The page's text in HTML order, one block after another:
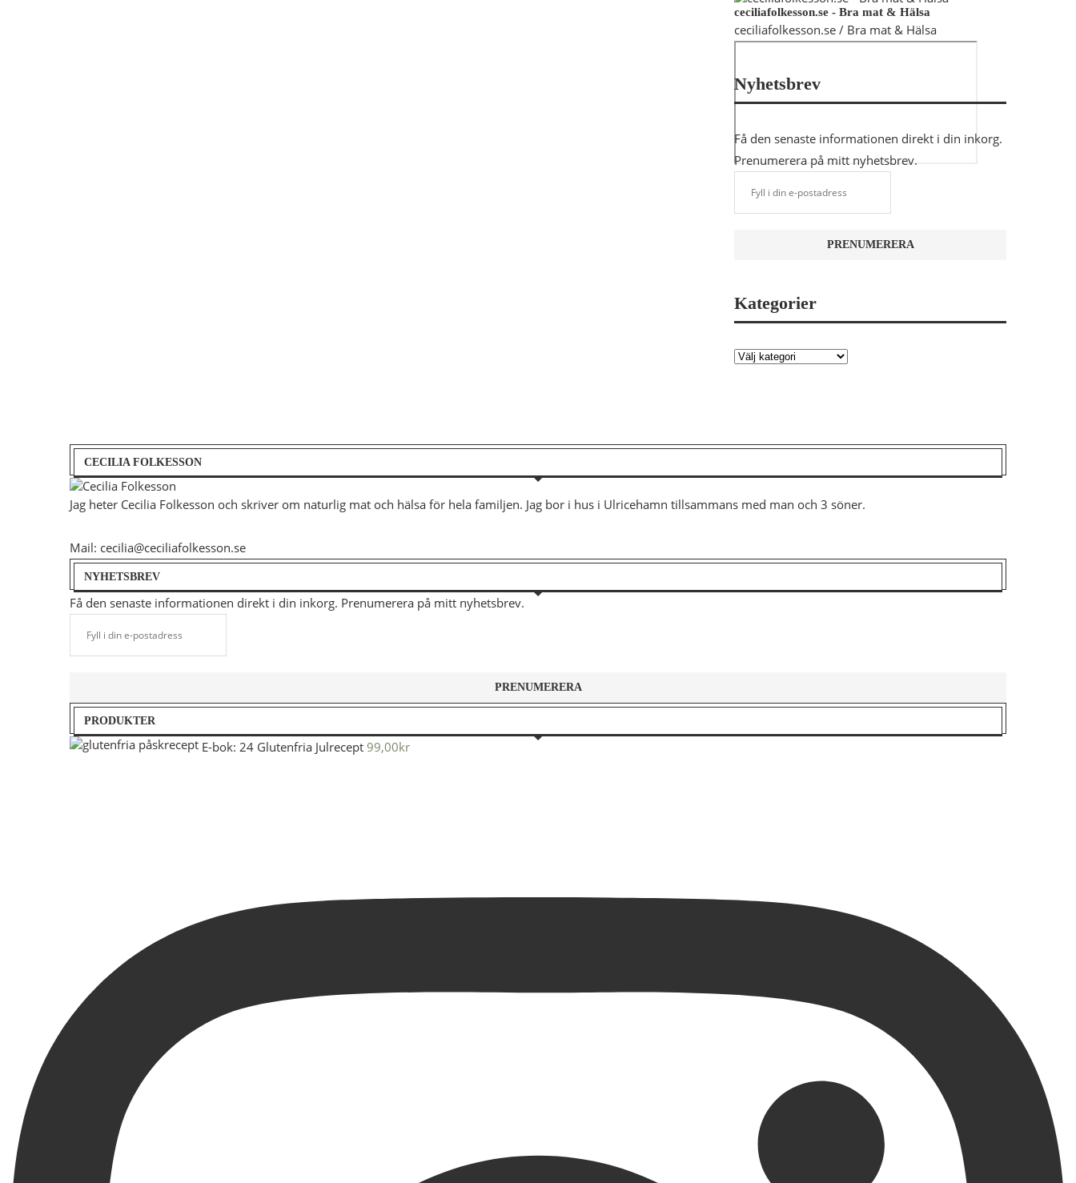
ceciliafolkesson.se - Bra mat & Hälsa
ceciliafolkesson.se / Bra mat & Hälsa
Nyhetsbrev
Få den senaste informationen direkt i din inkorg.
Prenumerera på mitt nyhetsbrev.
Kategorier
CECILIA FOLKESSON
Jag heter Cecilia Folkesson och skriver om naturlig mat och hälsa för hela familjen. Jag bor i hus i Ulricehamn tillsammans med man och 3 söner.
Mail: cecilia@ceciliafolkesson.se
NYHETSBREV
Få den senaste informationen direkt i din inkorg. Prenumerera på mitt nyhetsbrev.
PRODUKTER
E-bok: 24 Glutenfria Julrecept 99,00kr